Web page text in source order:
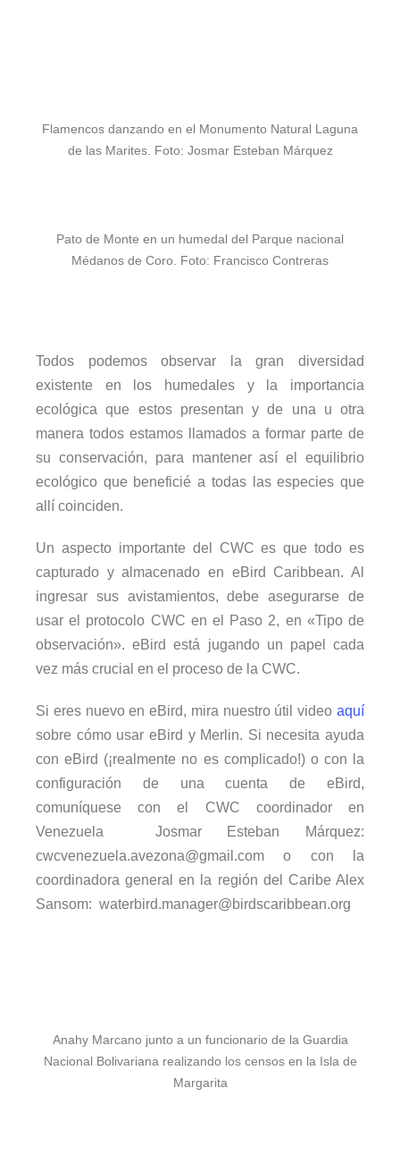
Flamencos danzando en el Monumento Natural Laguna
de las Marites. Foto: Josmar Esteban Márquez
Pato de Monte en un humedal del Parque nacional
Médanos de Coro. Foto: Francisco Contreras
Todos podemos observar la gran diversidad
existente en los humedales y la importancia
ecológica que estos presentan y de una u otra
manera todos estamos llamados a formar parte de
su conservación, para mantener así el equilibrio
ecológico que beneficié a todas las especies que
allí coinciden.
Un aspecto importante del CWC es que todo es
capturado y almacenado en eBird Caribbean. Al
ingresar sus avistamientos, debe asegurarse de
usar el protocolo CWC en el Paso 2, en «Tipo de
observación». eBird está jugando un papel cada
vez más crucial en el proceso de la CWC.
Si eres nuevo en eBird, mira nuestro útil video aquí
sobre cómo usar eBird y Merlin. Si necesita ayuda
con eBird (¡realmente no es complicado!) o con la
configuración de una cuenta de eBird,
comuníquese con el CWC coordinador en
Venezuela Josmar Esteban Márquez:
cwcvenezuela.avezona@gmail.com o con la
coordinadora general en la región del Caribe Alex
Sansom: waterbird.manager@birdscaribbean.org
Anahy Marcano junto a un funcionario de la Guardia
Nacional Bolivariana realizando los censos en la Isla de
Margarita